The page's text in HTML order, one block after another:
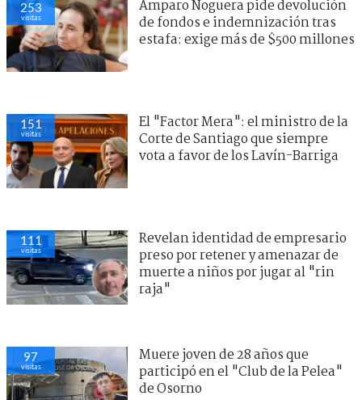
253
visitas
Amparo Noguera pide devolución
de fondos e indemnización tras
estafa: exige más de $500 millones
151
visitas
El "Factor Mera": el ministro de la
Corte de Santiago que siempre
vota a favor de los Lavín-Barriga
111
visitas
Revelan identidad de empresario
preso por retener y amenazar de
muerte a niños por jugar al "rin
raja"
97
visitas
Muere joven de 28 años que
participó en el "Club de la Pelea"
de Osorno